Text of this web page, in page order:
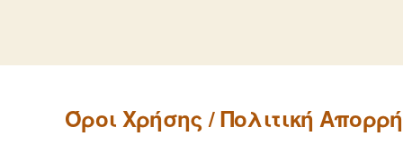
προσωπικού (κοινωνικοί
γυμναστές/στριες,
διαιτολόγοι και
Όροι Χρήσης / Πολιτική